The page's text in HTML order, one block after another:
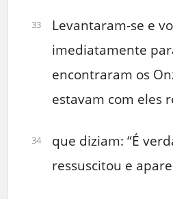
33
Levantaram-se e
imediatamente
encontraram os
estavam com eles
34
que diziam: “É
ressuscitou e